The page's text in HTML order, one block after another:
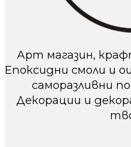
Арт магазин,
Епоксидни смоли и
саморазливни
Декорации и